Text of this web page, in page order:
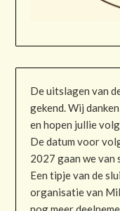
De uitslagen van
gekend. Wij
en hopen jullie
De datum voor
2027 gaan we van
Een tipje van de
organisatie van